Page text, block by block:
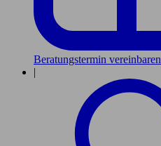
Beratungstermin vereinbaren
|